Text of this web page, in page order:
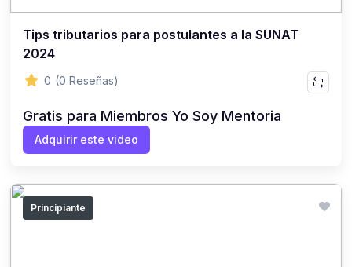
Tips tributarios para postulantes a la SUNAT
2024
0 (0 Reseñas)
Gratis para Miembros Yo Soy Mentoria
Adquirir este video
Principiante